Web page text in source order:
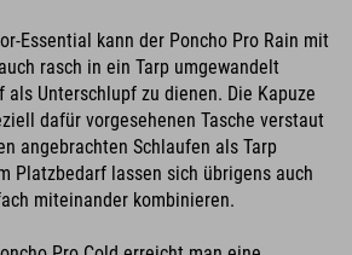
Essential kann der Poncho Pro Rain mit
rasch in ein Tarp umgewandelt
als Unterschlupf zu dienen. Die Kapuze
dafür vorgesehenen Tasche verstaut
angebrachten Schlaufen als Tarp
Platzbedarf lassen sich übrigens auch
miteinander kombinieren.